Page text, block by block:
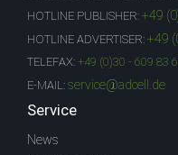
HOTLINE PUBLISHER: +49
HOTLINE ADVERTISER: +49
TELEFAX: +49 (0)30 - 609 83
E-MAIL: service@adcell.de
Service
News